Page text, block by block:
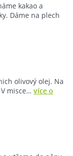
kakao a
Dáme na plech
olivový olej. Na
misce… více o